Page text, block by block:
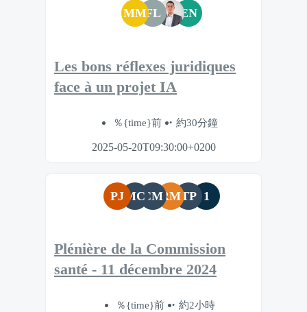
MMFL EN
Les bons réflexes juridiques
face à un projet IA
％{time}前 約30分鐘
2025-05-20T09:30:00+0200
PJ MCCMRMTP 1
Plénière de la Commission
santé - 11 décembre 2024
％{time}前 約2小時